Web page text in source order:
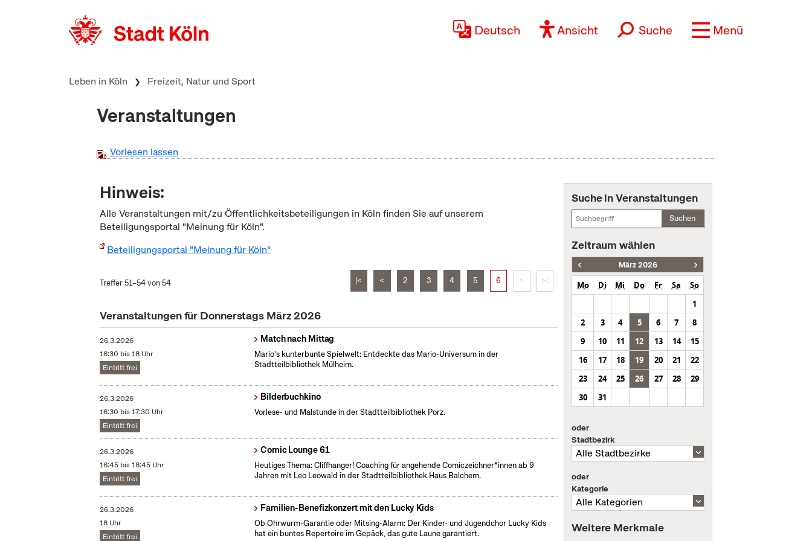
Deutsch Ansicht Suche Menü
Leben in Köln Freizeit, Natur und Sport
Veranstaltungen
Vorlesen lassen
Hinweis:
Alle Veranstaltungen mit/zu Öffentlichkeitsbeteiligungen in Köln finden Sie auf unserem
Beteiligungsportal "Meinung für Köln".
Beteiligungsportal "Meinung für Köln"
Treffer 51–54 von 54 |< < 2 3 4 5 6 > >|
Veranstaltungen für Donnerstags März 2026
26.3.2026
16:30 bis 18 Uhr
Eintritt frei
Match nach Mittag
Mario's kunterbunte Spielwelt: Entdeckte das Mario-Universum in der
Stadtteilbibliothek Mülheim.
26.3.2026
16:30 bis 17:30 Uhr
Eintritt frei
Bilderbuchkino
Vorlese- und Malstunde in der Stadtteilbibliothek Porz.
26.3.2026
16:45 bis 18:45 Uhr
Eintritt frei
Comic Lounge 61
Heutiges Thema: Cliffhanger! Coaching für angehende Comiczeichner*innen ab 9
Jahren mit Leo Leowald in der Stadtteilbibliothek Haus Balchem.
26.3.2026
18 Uhr
Eintritt frei
Familien-Benefizkonzert mit den Lucky Kids
Ob Ohrwurm-Garantie oder Mitsing-Alarm: Der Kinder- und Jugendchor Lucky Kids
hat ein buntes Repertoire im Gepäck, das gute Laune garantiert.
Suche in Veranstaltungen
Suchen
Zeitraum wählen
März 2026
Mo Di Mi Do Fr Sa
So
1
2
3 4 5 6 7
8
9
10 11 12 13 14
15
16
17 18 19 20 21
22
23
24 25 26 27 28
29
30
31
oder
Stadtbezirk
oder
Kategorie
Weitere Merkmale